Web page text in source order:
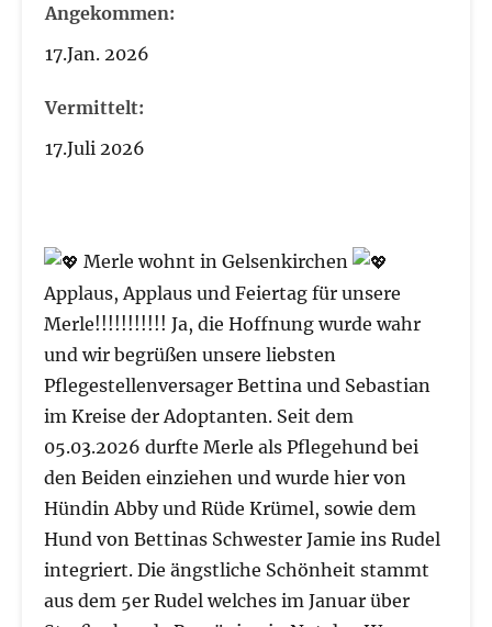
Angekommen:
17.Jan. 2026
Vermittelt:
17.Juli 2026
Merle wohnt in Gelsenkirchen
Applaus, Applaus und Feiertag für unsere
Merle!!!!!!!!!!! Ja, die Hoffnung wurde wahr
und wir begrüßen unsere liebsten
Pflegestellenversager Bettina und Sebastian
im Kreise der Adoptanten. Seit dem
05.03.2026 durfte Merle als Pflegehund bei
den Beiden einziehen und wurde hier von
Hündin Abby und Rüde Krümel, sowie dem
Hund von Bettinas Schwester Jamie ins Rudel
integriert. Die ängstliche Schönheit stammt
aus dem 5er Rudel welches im Januar über